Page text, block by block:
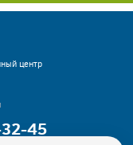
центр
45